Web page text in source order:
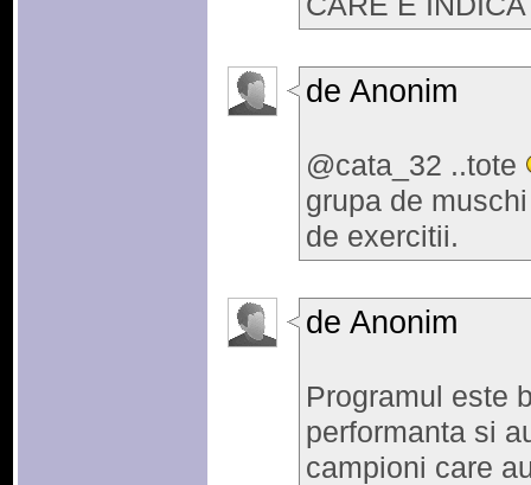
de Anonim
@cata_32 ..tote
grupa de
de exercitii.
de Anonim
Programul este
performanta si
campioni care